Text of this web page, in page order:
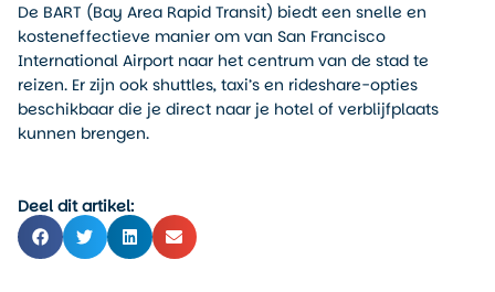
De BART (Bay Area Rapid Transit) biedt een snelle en
kosteneffectieve manier om van San Francisco
International Airport naar het centrum van de stad te
reizen. Er zijn ook shuttles, taxi’s en rideshare-opties
beschikbaar die je direct naar je hotel of verblijfplaats
kunnen brengen.
Deel dit artikel: